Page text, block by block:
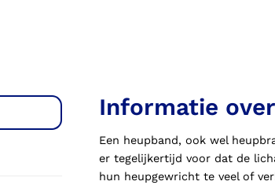
Informatie
Een heupband, ook wel
er tegelijkertijd voor dat de
hun heupgewricht te veel of